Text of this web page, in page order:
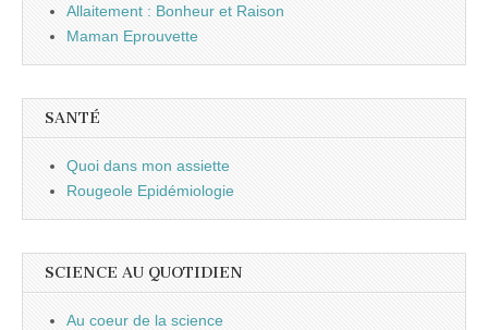
Allaitement : Bonheur et Raison
Maman Eprouvette
SANTÉ
Quoi dans mon assiette
Rougeole Epidémiologie
SCIENCE AU QUOTIDIEN
Au coeur de la science